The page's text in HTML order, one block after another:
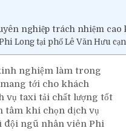
nghiệp trách nhiệm cao
Long tại phố Lê Văn Hưu
nghiệm làm trong
tới cho khách
vụ taxi tải chất lượng tốt
tâm khi chọn dịch vụ
đội ngũ nhân viên Phi